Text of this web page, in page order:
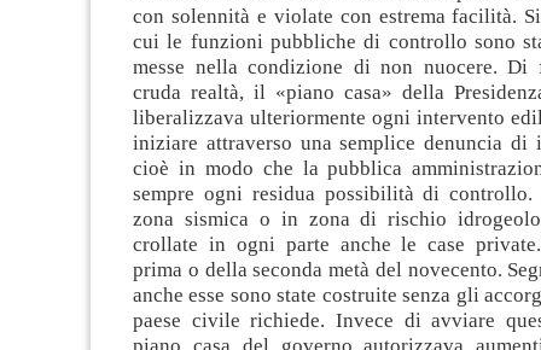
con solennità e violate con estrema facilità.
cui le funzioni pubbliche di controllo sono
messe nella condizione di non nuocere. Di
cruda realtà, il «piano casa» della
liberalizzava ulteriormente ogni intervento
iniziare attraverso una semplice denuncia
cioè in modo che la pubblica
sempre ogni residua possibilità di controllo.
zona sismica o in zona di rischio
crollate in ogni parte anche le case
prima o della seconda metà del novecento.
anche esse sono state costruite senza gli
paese civile richiede. Invece di avviare